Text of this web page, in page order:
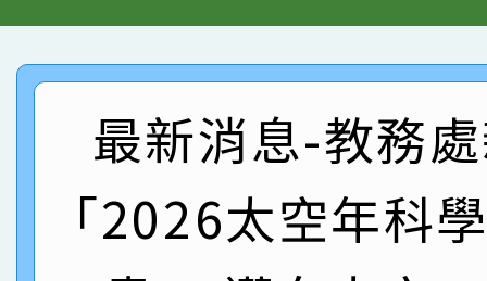
臺灣台語-第二名
市賽榮獲科學小創客佳
創客第三名。
賀！本校參加桃園市中
賽 洪綺君教師榮獲社
名
賀！本校阿巴斯O蜜、
倩參加桃園市科展 國
名 指導老師王老師、
賀！本校四年二班張O
園市英語競賽國小朗讀
賀！本校參加桃園市中
最新消息-教務
「2026太空年科